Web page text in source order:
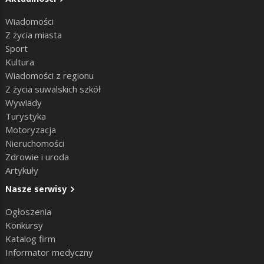
Wiadomości
Z życia miasta
Sport
Kultura
Wiadomości z regionu
Z życia suwalskich szkół
Wywiady
Turystyka
Motoryzacja
Nieruchomości
Zdrowie i uroda
Artykuły
Nasze serwisy
Ogłoszenia
Konkursy
Katalog firm
Informator medyczny